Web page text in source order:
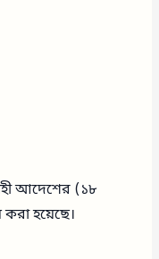
আদেশের (১৮
করা হয়েছে।